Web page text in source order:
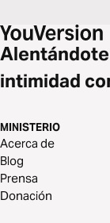
intimidad
MINISTERIO
Acerca de
Blog
Prensa
Donación